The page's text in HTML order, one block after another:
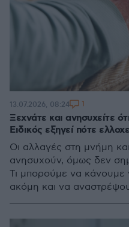
Ξεχνάτε και ανησυχείτε
Ειδικός εξηγεί πότε
Οι αλλαγές στη μνήμη
ανησυχούν, όμως δεν
Τι μπορούμε να κάνουμε
ακόμη και να
13.07.2026, 08:24 1